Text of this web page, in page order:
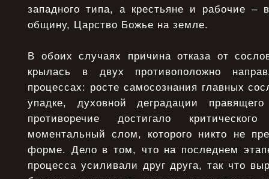
западного типа, а крестьяне и рабочие –
общину, Царство Божье на земле.
В обоих случаях причина отказа от
крылась в двух противоположно
процессах: росте самосознания главных
упадке, духовной деградации
противоречие достигало
моментальный слом, которого никто не
форме. Дело в том, что на последнем
процесса усиливали друг друга, так что